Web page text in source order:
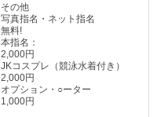
その他
写真指名・ネット指名
無料!
本指名：
2,000円
JKコスプレ（競泳水着付き）
2,000円
オプション・○ーター
1,000円